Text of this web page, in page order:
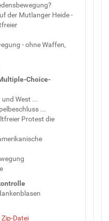
der Mutlanger Heide -
- ohne Waffen,
Choice-
West ...
...
Protest die
Datei